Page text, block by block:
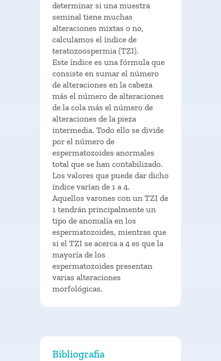
determinar si una muestra
seminal tiene muchas
alteraciones mixtas o no,
calculamos el índice de
teratozoospermia (TZI).
Este índice es una fórmula que
consiste en sumar el número
de alteraciones en la cabeza
más el número de alteraciones
de la cola más el número de
alteraciones de la pieza
intermedia. Todo ello se divide
por el número de
espermatozoides anormales
total que se han contabilizado.
Los valores que puede dar dicho
índice varían de 1 a 4.
Aquellos varones con un TZI de
1 tendrán principalmente un
tipo de anomalía en los
espermatozoides, mientras que
si el TZI se acerca a 4 es que la
mayoría de los
espermatozoides presentan
varias alteraciones
morfológicas.
Bibliografia